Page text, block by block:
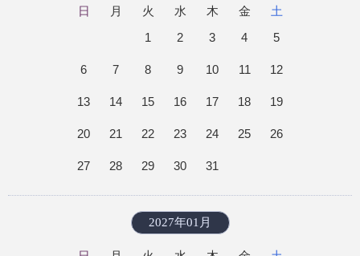
日 月 火 水 木 金
土
1
2 3 4 5
6 7 8 9 10 11 12
13 14 15 16 17 18 19
20 21 22 23 24 25 26
27 28 29 30 31
2027年01月